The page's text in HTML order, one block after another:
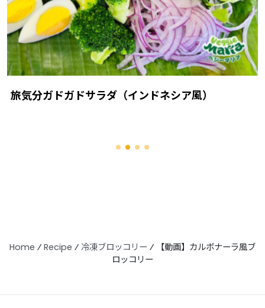
旅気分ガドガドサラダ（インドネシア風）
Home ⁄ Recipe ⁄ 冷凍ブロッコリー ⁄
【動画】カルボナーラ風ブ
ロッコリー